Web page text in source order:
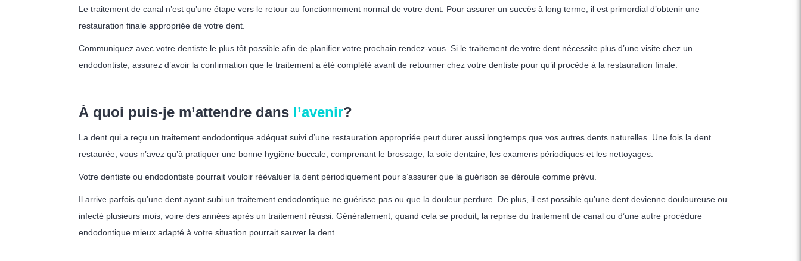
Le traitement de canal n’est qu’une étape vers le retour au fonctionnement normal de votre dent. Pour assurer un succès à long terme, il est primordial d’obtenir une
restauration finale appropriée de votre dent.
Communiquez avec votre dentiste le plus tôt possible afin de planifier votre prochain rendez-vous. Si le traitement de votre dent nécessite plus d’une visite chez un
endodontiste, assurez d’avoir la confirmation que le traitement a été complété avant de retourner chez votre dentiste pour qu’il procède à la restauration finale.
À quoi puis-je m’attendre dans l’avenir?
La dent qui a reçu un traitement endodontique adéquat suivi d’une restauration appropriée peut durer aussi longtemps que vos autres dents naturelles. Une fois la dent
restaurée, vous n’avez qu’à pratiquer une bonne hygiène buccale, comprenant le brossage, la soie dentaire, les examens périodiques et les nettoyages.
Votre dentiste ou endodontiste pourrait vouloir réévaluer la dent périodiquement pour s’assurer que la guérison se déroule comme prévu.
Il arrive parfois qu’une dent ayant subi un traitement endodontique ne guérisse pas ou que la douleur perdure. De plus, il est possible qu’une dent devienne douloureuse ou
infecté plusieurs mois, voire des années après un traitement réussi. Généralement, quand cela se produit, la reprise du traitement de canal ou d’une autre procédure
endodontique mieux adapté à votre situation pourrait sauver la dent.